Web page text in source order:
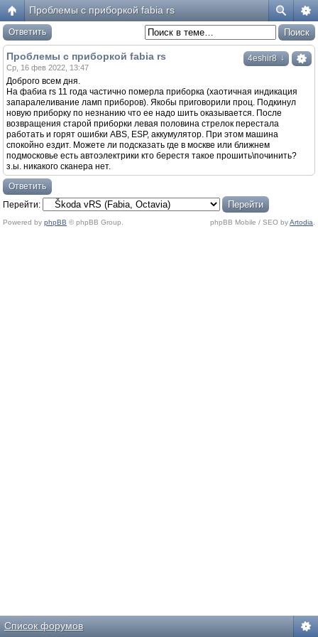
Проблемы с приборкой fabia rs
Ответить
4eshir8 ↓
Проблемы с приборкой fabia rs
Ср, 16 фев 2022, 13:47
Доброго всем дня.
На фабиа rs 11 года частично померла приборка (хаотичная индикация
запаралеливание ламп приборов). Якобы приговорили проц. Подкинул
новую приборку по незнанию что ее надо шить оказывается. После
возвращения старой приборки левая половина стрелок перестала
работать и горят ошибки ABS, ESP, аккумулятор. При этом машина
спокойно ездит. Можете ли подсказать где в москве или ближнем
подмосковье есть автоэлектрики кто берестя такое прошить\починить?
з.ы. никакого сканера нет.
Ответить
Перейти:
Powered by phpBB © phpBB Group. phpBB Mobile / SEO byArtodia
Список форумов